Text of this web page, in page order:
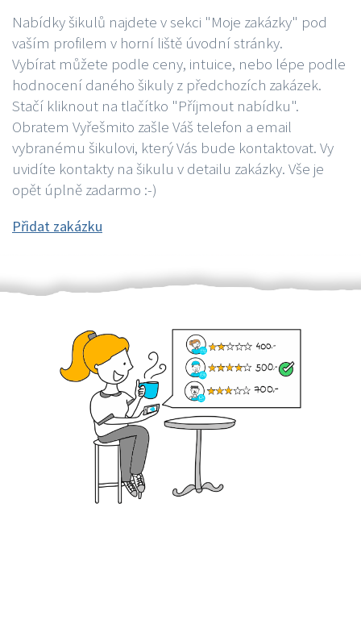
Nabídky šikulů najdete v sekci "Moje zakázky" pod
vaším profilem v horní liště úvodní stránky.
Vybírat můžete podle ceny, intuice, nebo lépe podle
hodnocení daného šikuly z předchozích zakázek.
Stačí kliknout na tlačítko "Příjmout nabídku".
Obratem Vyřešmito zašle Váš telefon a email
vybranému šikulovi, který Vás bude kontaktovat. Vy
uvidíte kontakty na šikulu v detailu zakázky. Vše je
opět úplně zadarmo :-)
Přidat zakázku